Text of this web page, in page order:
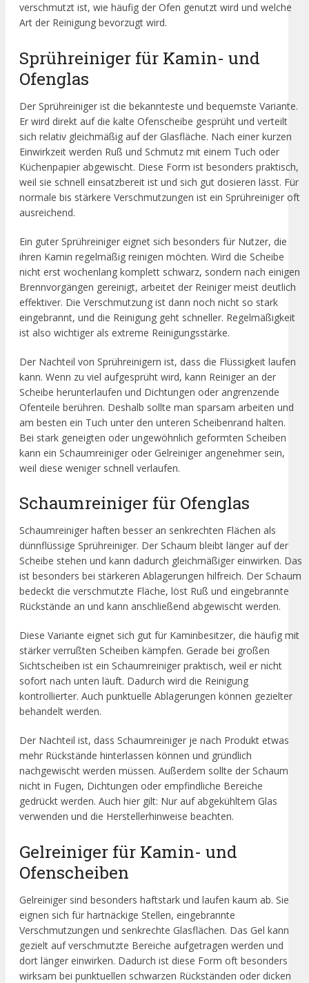
verschmutzt ist, wie häufig der Ofen genutzt wird und welche
Art der Reinigung bevorzugt wird.
Sprühreiniger für Kamin- und
Ofenglas
Der Sprühreiniger ist die bekannteste und bequemste Variante.
Er wird direkt auf die kalte Ofenscheibe gesprüht und verteilt
sich relativ gleichmäßig auf der Glasfläche. Nach einer kurzen
Einwirkzeit werden Ruß und Schmutz mit einem Tuch oder
Küchenpapier abgewischt. Diese Form ist besonders praktisch,
weil sie schnell einsatzbereit ist und sich gut dosieren lässt. Für
normale bis stärkere Verschmutzungen ist ein Sprühreiniger oft
ausreichend.
Ein guter Sprühreiniger eignet sich besonders für Nutzer, die
ihren Kamin regelmäßig reinigen möchten. Wird die Scheibe
nicht erst wochenlang komplett schwarz, sondern nach einigen
Brennvorgängen gereinigt, arbeitet der Reiniger meist deutlich
effektiver. Die Verschmutzung ist dann noch nicht so stark
eingebrannt, und die Reinigung geht schneller. Regelmäßigkeit
ist also wichtiger als extreme Reinigungsstärke.
Der Nachteil von Sprühreinigern ist, dass die Flüssigkeit laufen
kann. Wenn zu viel aufgesprüht wird, kann Reiniger an der
Scheibe herunterlaufen und Dichtungen oder angrenzende
Ofenteile berühren. Deshalb sollte man sparsam arbeiten und
am besten ein Tuch unter den unteren Scheibenrand halten.
Bei stark geneigten oder ungewöhnlich geformten Scheiben
kann ein Schaumreiniger oder Gelreiniger angenehmer sein,
weil diese weniger schnell verlaufen.
Schaumreiniger für Ofenglas
Schaumreiniger haften besser an senkrechten Flächen als
dünnflüssige Sprühreiniger. Der Schaum bleibt länger auf der
Scheibe stehen und kann dadurch gleichmäßiger einwirken. Das
ist besonders bei stärkeren Ablagerungen hilfreich. Der Schaum
bedeckt die verschmutzte Fläche, löst Ruß und eingebrannte
Rückstände an und kann anschließend abgewischt werden.
Diese Variante eignet sich gut für Kaminbesitzer, die häufig mit
stärker verrußten Scheiben kämpfen. Gerade bei großen
Sichtscheiben ist ein Schaumreiniger praktisch, weil er nicht
sofort nach unten läuft. Dadurch wird die Reinigung
kontrollierter. Auch punktuelle Ablagerungen können gezielter
behandelt werden.
Der Nachteil ist, dass Schaumreiniger je nach Produkt etwas
mehr Rückstände hinterlassen können und gründlich
nachgewischt werden müssen. Außerdem sollte der Schaum
nicht in Fugen, Dichtungen oder empfindliche Bereiche
gedrückt werden. Auch hier gilt: Nur auf abgekühltem Glas
verwenden und die Herstellerhinweise beachten.
Gelreiniger für Kamin- und
Ofenscheiben
Gelreiniger sind besonders haftstark und laufen kaum ab. Sie
eignen sich für hartnäckige Stellen, eingebrannte
Verschmutzungen und senkrechte Glasflächen. Das Gel kann
gezielt auf verschmutzte Bereiche aufgetragen werden und
dort länger einwirken. Dadurch ist diese Form oft besonders
wirksam bei punktuellen schwarzen Rückständen oder dicken